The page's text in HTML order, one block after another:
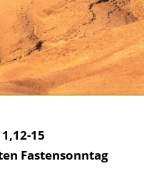
15
Fastensonntag